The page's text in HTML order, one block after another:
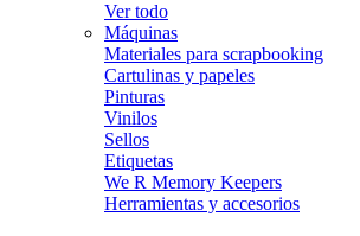
Ver todo
Máquinas
Materiales para scrapbooking
Cartulinas y papeles
Pinturas
Vinilos
Sellos
Etiquetas
We R Memory Keepers
Herramientas y accesorios